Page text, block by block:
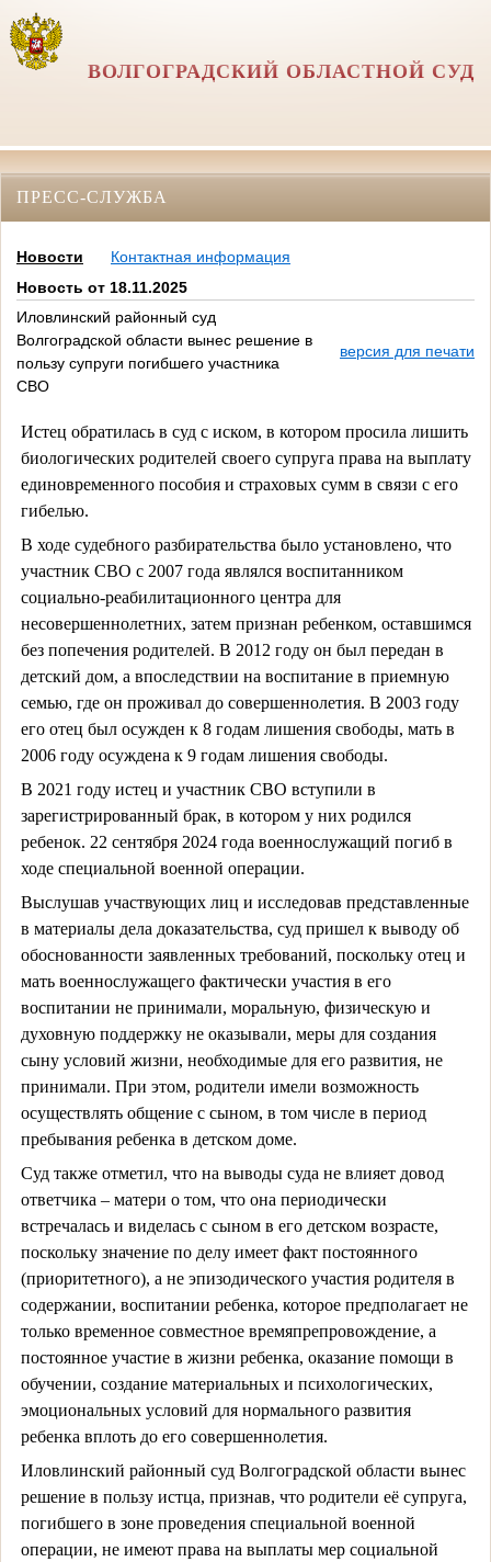
ВОЛГОГРАДСКИЙ ОБЛАСТНОЙ СУД
ПРЕСС-СЛУЖБА
Новости
Контактная информация
Новость от 18.11.2025
Иловлинский районный суд
Волгоградской области вынес решение в
пользу супруги погибшего участника
СВО
версия для печати
Истец обратилась в суд с иском, в котором просила лишить
биологических родителей своего супруга права на выплату
единовременного пособия и страховых сумм в связи с его
гибелью.
В ходе судебного разбирательства было установлено, что
участник СВО с 2007 года являлся воспитанником
социально-реабилитационного центра для
несовершеннолетних, затем признан ребенком, оставшимся
без попечения родителей. В 2012 году он был передан в
детский дом, а впоследствии на воспитание в приемную
семью, где он проживал до совершеннолетия. В 2003 году
его отец был осужден к 8 годам лишения свободы, мать в
2006 году осуждена к 9 годам лишения свободы.
В 2021 году истец и участник СВО вступили в
зарегистрированный брак, в котором у них родился
ребенок. 22 сентября 2024 года военнослужащий погиб в
ходе специальной военной операции.
Выслушав участвующих лиц и исследовав представленные
в материалы дела доказательства, суд пришел к выводу об
обоснованности заявленных требований, поскольку отец и
мать военнослужащего фактически участия в его
воспитании не принимали, моральную, физическую и
духовную поддержку не оказывали, меры для создания
сыну условий жизни, необходимые для его развития, не
принимали. При этом, родители имели возможность
осуществлять общение с сыном, в том числе в период
пребывания ребенка в детском доме.
Суд также отметил, что на выводы суда не влияет довод
ответчика – матери о том, что она периодически
встречалась и виделась с сыном в его детском возрасте,
поскольку значение по делу имеет факт постоянного
(приоритетного), а не эпизодического участия родителя в
содержании, воспитании ребенка, которое предполагает не
только временное совместное времяпрепровождение, а
постоянное участие в жизни ребенка, оказание помощи в
обучении, создание материальных и психологических,
эмоциональных условий для нормального развития
ребенка вплоть до его совершеннолетия.
Иловлинский районный суд Волгоградской области вынес
решение в пользу истца, признав, что родители её супруга,
погибшего в зоне проведения специальной военной
операции, не имеют права на выплаты мер социальной